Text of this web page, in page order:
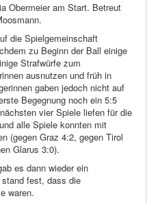
Obermeier am Start. Betreut
die Spielgemeinschaft
zu Beginn der Ball einige
Strafwürfe zum
ausnutzen und früh in
gaben jedoch nicht auf
Begegnung noch ein 5:5
vier Spiele liefen für die
alle Spiele konnten mit
(gegen Graz 4:2, gegen Tirol
Glarus 3:0).
es dann wieder ein
fest, dass die
waren.